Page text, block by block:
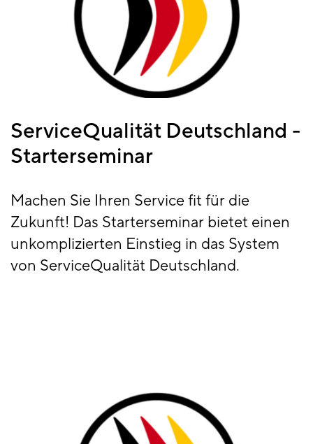
ServiceQualität Deutschland -
Starterseminar
Machen Sie Ihren Service fit für die
Zukunft! Das Starterseminar bietet einen
unkomplizierten Einstieg in das System
von ServiceQualität Deutschland.